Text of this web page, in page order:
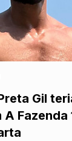
Gil
Fazenda